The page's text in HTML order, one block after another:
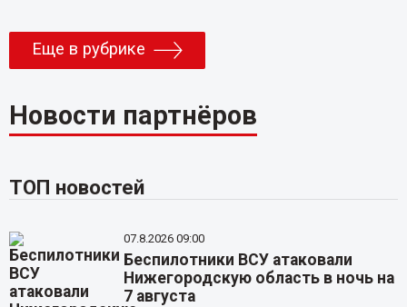
Еще в рубрике
Новости партнёров
ТОП новостей
07.8.2026 09:00
Беспилотники ВСУ атаковали
Нижегородскую область в ночь на
7 августа